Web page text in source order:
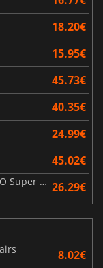
18.20€
15.95€
45.73€
40.35€
24.99€
45.02€
DRAGON BALL Sparking! ZERO Super Limit Breaking NEO 26.29€
8.02€